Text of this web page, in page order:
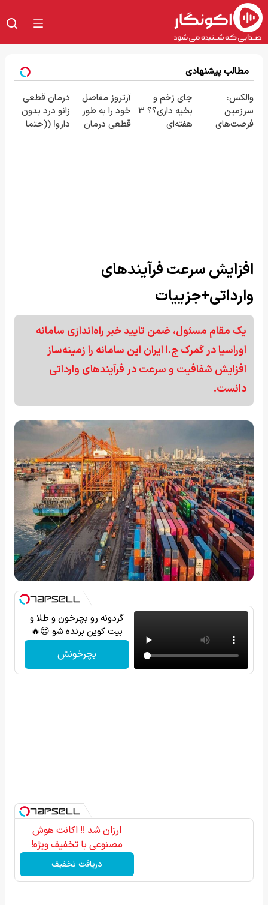
مطالب پیشنهادی
والکس:
سرزمین
فرصت‌های
جای زخم و
بخیه داری؟؟ 3
هفته‌ای
آرتروز مفاصل
خود را به طور
قطعی درمان
درمان قطعی
زانو درد بدون
دارو! ((حتما
افزایش سرعت فرآیندهای
وارداتی+جزییات
یک مقام مسئول، ضمن تایید خبر راه‌اندازی سامانه
اوراسیا در گمرک ج.ا ایران این سامانه را زمینه‌ساز
افزایش شفافیت و سرعت در فرآیندهای وارداتی
دانست.
گردونه رو بچرخون و طلا و
بیت کوین برنده شو 😍🔥
بچرخونش
ارزان شد !! اکانت هوش
مصنوعی با تخفیف ویژه!
دریافت تخفیف